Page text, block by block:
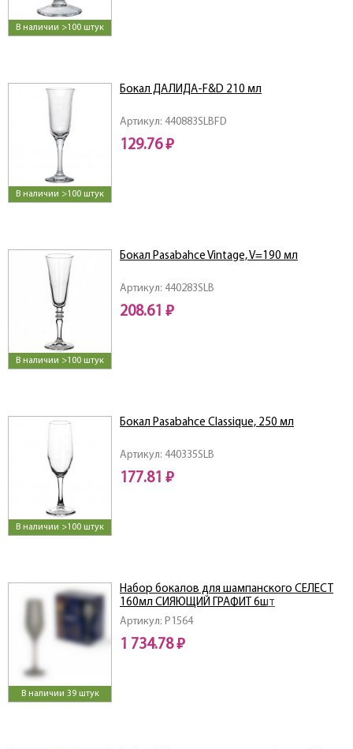
В наличии >100 штук
В наличии >100 штук
Артикул: 440883SLBFD
Бокал ДАЛИДА-F&D 210 мл
129.76 ₽
В наличии >100 штук
Артикул: 440283SLB
Бокал Pasabahce Vintage, V=190 мл
208.61 ₽
В наличии >100 штук
Артикул: 440335SLB
Бокал Pasabahce Classique, 250 мл
177.81 ₽
В наличии 39 штук
Артикул: P1564
Набор бокалов для шампанского СЕЛЕСТ
160мл СИЯЮЩИЙ ГРАФИТ 6шт
1 734.78 ₽